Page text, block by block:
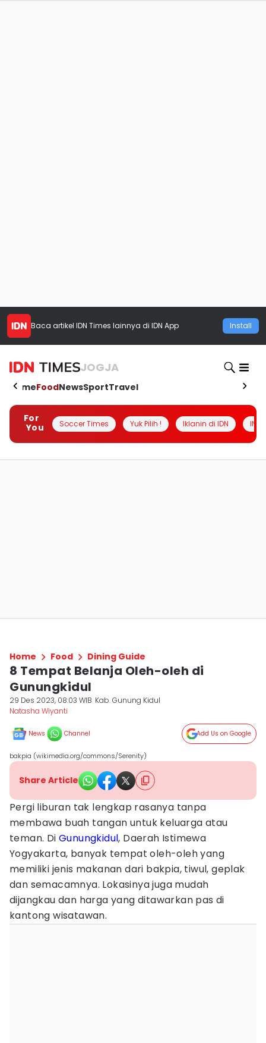
Baca artikel IDN Times lainnya di IDN App Install
JOGJA
HomeFoodNewsSportTravel
For
You
Soccer Times Yuk Pilih ! Iklanin di IDN
Home Food Dining Guide
8 Tempat Belanja Oleh-oleh di
Gunungkidul
29 Des 2023, 08:03 WIB Kab. Gunung Kidul
Natasha Wiyanti
News Channel Add Us on Google
bakpia (wikimedia.org/commons/Serenity)
Share Article
Pergi liburan tak lengkap rasanya tanpa
membawa buah tangan untuk keluarga atau
teman. DiGunungkidul, Daerah Istimewa
Yogyakarta, banyak tempat oleh-oleh yang
memiliki jenis makanan dari bakpia, tiwul, geplak
dan semacamnya. Lokasinya juga mudah
dijangkau dan harga yang ditawarkan pas di
kantong wisatawan.